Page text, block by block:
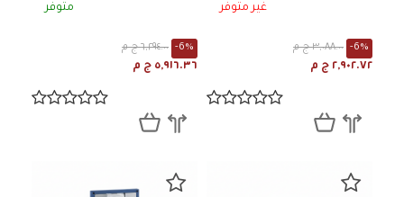
غير متوفر
٣,٠٨٨.٠٠ ج م -6%
٢,٩٠٢.٧٢ ج م
متوفر
٦,٢٩٤.٠٠ ج م -6%
٥,٩١٦.٣٦ ج م